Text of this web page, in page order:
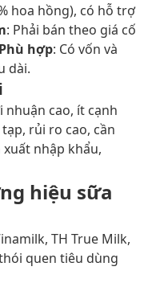
hoa hồng), có hỗ trợ
: Phải bán theo giá cố
Phù hợp: Có vốn và
dài.
nhuận cao, ít cạnh
rủi ro cao, cần
nhập khẩu,
hiệu sữa
TH True Milk,
quen tiêu dùng